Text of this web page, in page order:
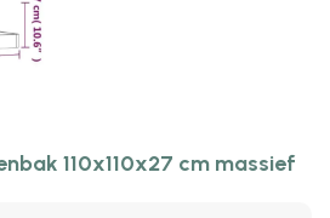
110x110x27 cm massief